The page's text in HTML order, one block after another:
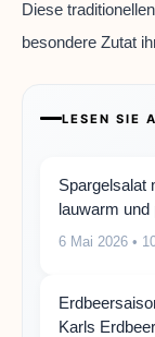
Diese
besondere Zutat
LESEN SIE
Spargelsalat
lauwarm
6 Mai 2026 •
Karls